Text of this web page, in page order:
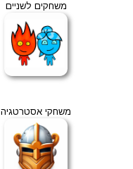
משחקים לשניים
משחקי אסטרטגיה